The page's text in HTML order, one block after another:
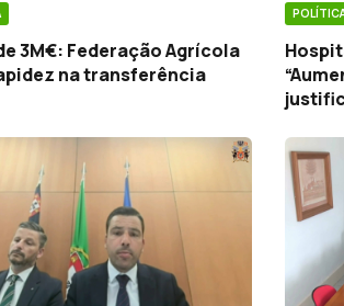
3M€: Federação Agrícola
na transferência